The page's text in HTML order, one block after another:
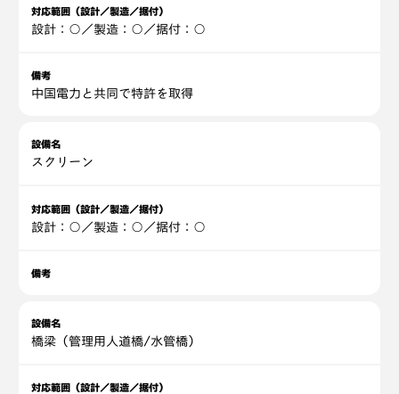
対応範囲（設計／製造／据付）
設計：○／製造：○／据付：○
備考
中国電力と共同で特許を取得
設備名
スクリーン
対応範囲（設計／製造／据付）
設計：○／製造：○／据付：○
備考
設備名
橋梁（管理用人道橋/水管橋）
対応範囲（設計／製造／据付）